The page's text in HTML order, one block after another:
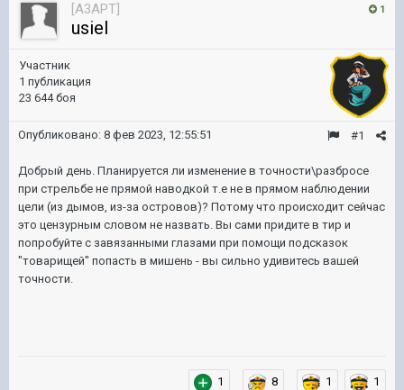
1
[A3APT]
usiel
Участник
1 публикация
23 644 боя
#1
Опубликовано: 8 фев 2023, 12:55:51
Добрый день. Планируется ли изменение в точности\разбросе
при стрельбе не прямой наводкой т.е не в прямом наблюдении
цели (из дымов, из-за островов)? Потому что происходит сейчас
это цензурным словом не назвать. Вы сами придите в тир и
попробуйте с завязанными глазами при помощи подсказок
"товарищей" попасть в мишень - вы сильно удивитесь вашей
точности.
1 8 1 1